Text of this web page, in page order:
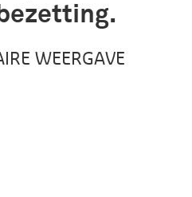
WEERGAVE